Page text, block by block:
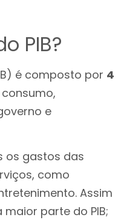
PIB?
é composto por 4
consumo,
e
os gastos das
como
Assim
parte do PIB;